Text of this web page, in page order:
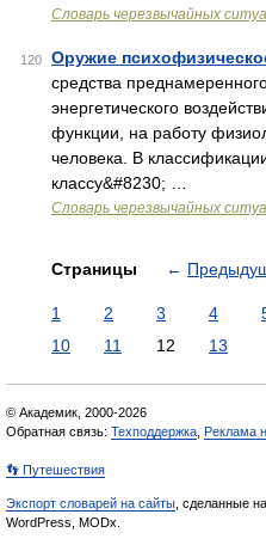
Словарь черезвычайных
120 Оружие
средства
энергетического
функции, на работу
человека. В
классу&#8230; …
Словарь черезвычайных
Страницы ←
1 2 3 4
10
11 12 13
© Академик, 2000-2026
Обратная связь: Техподдержка Реклама
👣 Путешествия
Экспорт словарей на сайты , сделанные
WordPress, MODx.